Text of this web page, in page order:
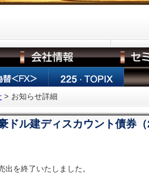
> お知らせ詳細
ドル建ディスカウント債券
出を終了いたしました。